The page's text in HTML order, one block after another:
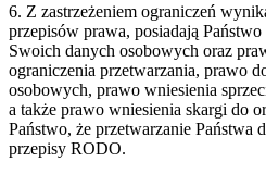
6. Z zastrzeżeniem ograniczeń
przepisów prawa, posiadają
Swoich danych osobowych oraz
ograniczenia przetwarzania, prawo
osobowych, prawo wniesienia
a także prawo wniesienia skargi do
Państwo, że przetwarzanie Państwa
przepisy RODO.